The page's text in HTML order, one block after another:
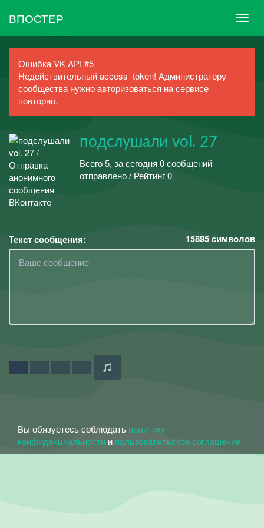
ВПОСТЕР
Ошибка VK API #5
Недействительный access_token! Администратору
сообщества нужно авторизоваться на сервисе
повторно.
подслушали vol. 27
Всего 5, за сегодня 0 сообщений
отправлено / Рейтинг 0
Текст сообщения: 15895символов
Вы обязуетесь соблюдать политику
конфиденциальности и пользовательское соглашение